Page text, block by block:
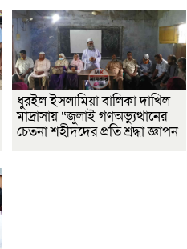
ধুরইল ইসলামিয়া বালিকা দাখিল
মাদ্রাসায় “জুলাই গণঅভ্যুত্থানের
চেতনা শহীদদের প্রতি শ্রদ্ধা জ্ঞাপন